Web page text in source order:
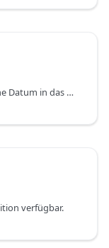
Es besteht die Möglichkeit, Aufgaben ohne Datum in das Gantt-Diagramm hinzuzufügen.
verfügbar.